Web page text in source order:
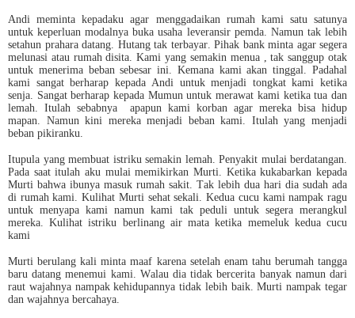
Andi meminta kepadaku agar menggadaikan rumah kami satu satunya
untuk keperluan modalnya buka usaha leveransir pemda. Namun tak lebih
setahun prahara datang. Hutang tak terbayar. Pihak bank minta agar segera
melunasi atau rumah disita. Kami yang semakin menua , tak sanggup otak
untuk menerima beban sebesar ini. Kemana kami akan tinggal. Padahal
kami sangat berharap kepada Andi untuk menjadi tongkat kami ketika
senja. Sangat berharap kepada Mumun untuk merawat kami ketika tua dan
lemah. Itulah sebabnya apapun kami korban agar mereka bisa hidup
mapan. Namun kini mereka menjadi beban kami. Itulah yang menjadi
beban pikiranku.
Itupula yang membuat istriku semakin lemah. Penyakit mulai berdatangan.
Pada saat itulah aku mulai memikirkan Murti. Ketika kukabarkan kepada
Murti bahwa ibunya masuk rumah sakit. Tak lebih dua hari dia sudah ada
di rumah kami. Kulihat Murti sehat sekali. Kedua cucu kami nampak ragu
untuk menyapa kami namun kami tak peduli untuk segera merangkul
mereka. Kulihat istriku berlinang air mata ketika memeluk kedua cucu
kami
Murti berulang kali minta maaf karena setelah enam tahu berumah tangga
baru datang menemui kami. Walau dia tidak bercerita banyak namun dari
raut wajahnya nampak kehidupannya tidak lebih baik. Murti nampak tegar
dan wajahnya bercahaya.